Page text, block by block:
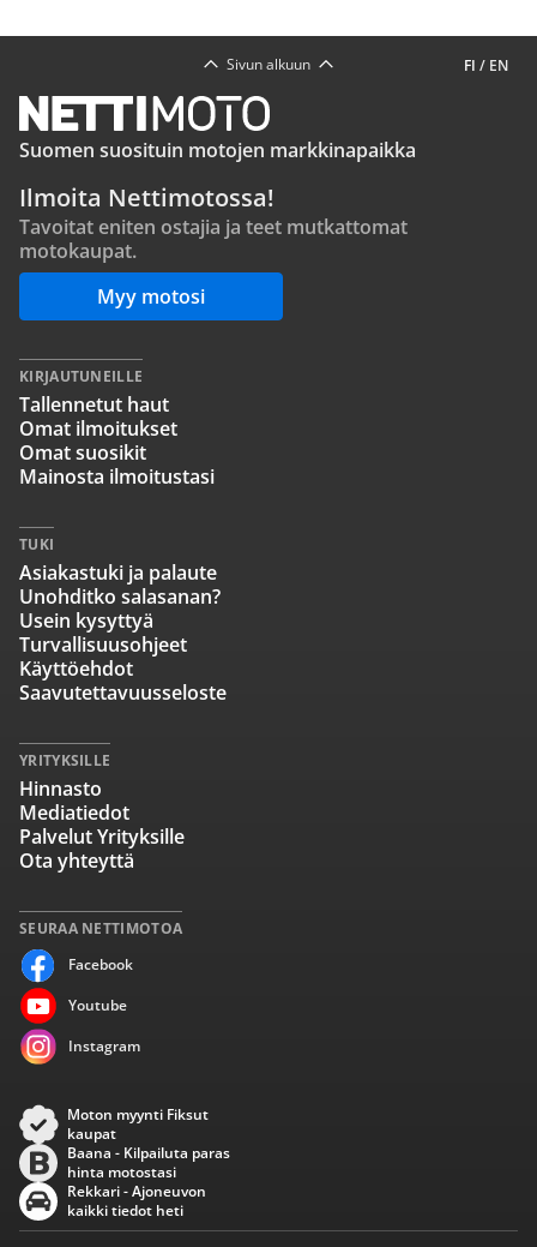
FI / EN
Sivun alkuun
Suomen suosituin motojen markkinapaikka
Ilmoita Nettimotossa!
Tavoitat eniten ostajia ja teet mutkattomat
motokaupat.
Myy motosi
SEURAA NETTIMOTOA
Facebook
Youtube
Instagram
KIRJAUTUNEILLE
Tallennetut haut
Omat ilmoitukset
Omat suosikit
Mainosta ilmoitustasi
TUKI
Asiakastuki ja palaute
Unohditko salasanan?
Usein kysyttyä
Turvallisuusohjeet
Käyttöehdot
Saavutettavuusseloste
YRITYKSILLE
Hinnasto
Mediatiedot
Palvelut Yrityksille
Ota yhteyttä
Moton myynti Fiksut
kaupat
Baana - Kilpailuta paras
hinta motostasi
Rekkari - Ajoneuvon
kaikki tiedot heti